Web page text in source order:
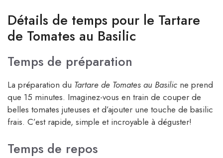
Détails de temps pour le Tartare
de Tomates au Basilic
Temps de préparation
La préparation du Tartare de Tomates au Basilic ne prend
que 15 minutes. Imaginez-vous en train de couper de
belles tomates juteuses et d’ajouter une touche de basilic
frais. C’est rapide, simple et incroyable à déguster!
Temps de repos